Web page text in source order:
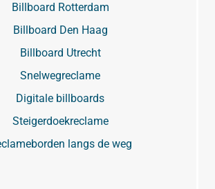
Billboard Rotterdam
Billboard Den Haag
Billboard Utrecht
Snelwegreclame
Digitale billboards
Steigerdoekreclame
langs de weg